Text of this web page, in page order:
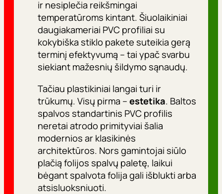
ir nesiplečia reikšmingai
temperatūroms kintant. Šiuolaikiniai
daugiakameriai PVC profiliai su
kokybiška stiklo pakete suteikia gerą
terminį efektyvumą – tai ypač svarbu
siekiant mažesnių šildymo sąnaudų.
Tačiau plastikiniai langai turi ir
trūkumų. Visų pirma – estetika. Baltos
spalvos standartinis PVC profilis
neretai atrodo primityviai šalia
modernios ar klasikinės
architektūros. Nors gamintojai siūlo
plačią folijos spalvų paletę, laikui
bėgant spalvota folija gali išblukti arba
atsisluoksniuoti.